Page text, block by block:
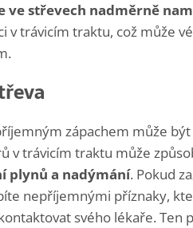
ve střevech nadměrně
v trávicím traktu, což může
zápachem může
v trávicím traktu může
plynů a nadýmání. Pokud
nepříjemnými příznaky,
svého lékaře. Ten